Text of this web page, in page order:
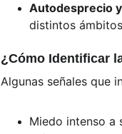
Autodesprecio
distintos
¿Cómo Identificar
Algunas señales que
Miedo intenso a